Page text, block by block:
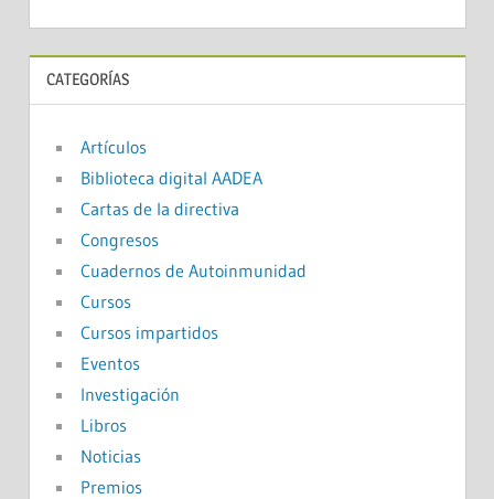
CATEGORÍAS
Artículos
Biblioteca digital AADEA
Cartas de la directiva
Congresos
Cuadernos de Autoinmunidad
Cursos
Cursos impartidos
Eventos
Investigación
Libros
Noticias
Premios